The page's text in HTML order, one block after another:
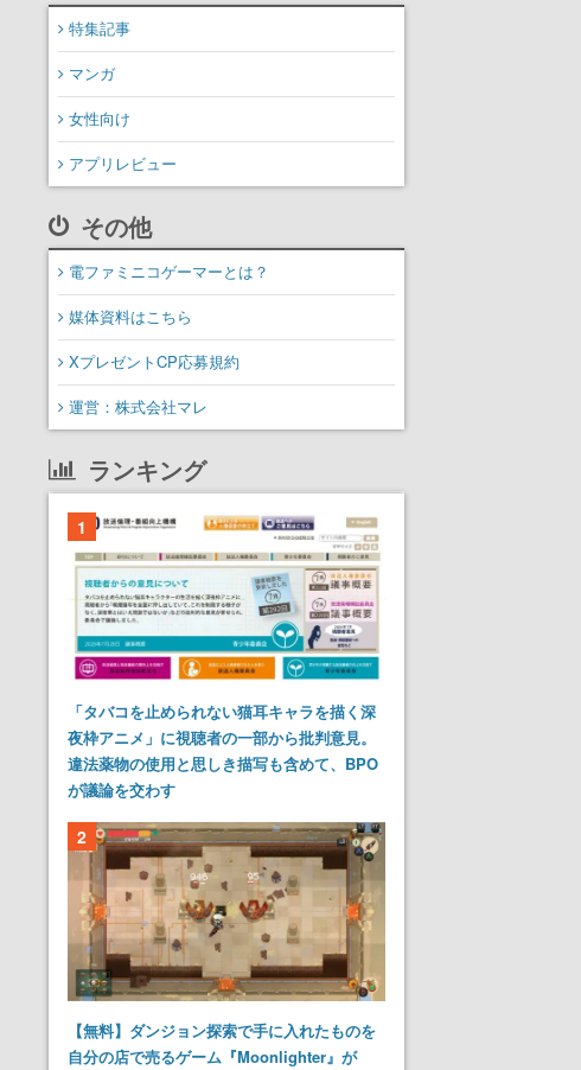
特集記事
マンガ
女性向け
アプリレビュー
その他
電ファミニコゲーマーとは？
媒体資料はこちら
XプレゼントCP応募規約
運営：株式会社マレ
ランキング
1
「タバコを止められない猫耳キャラを描く深
夜枠アニメ」に視聴者の一部から批判意見。
違法薬物の使用と思しき描写も含めて、BPO
が議論を交わす
2
【無料】ダンジョン探索で手に入れたものを
自分の店で売るゲーム『Moonlighter』が